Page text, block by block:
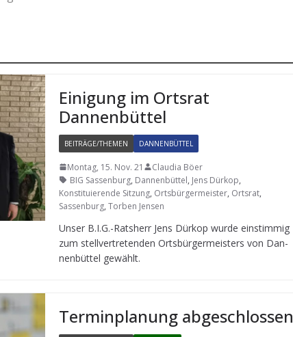
Eini­gung im Orts­rat
Dannenbüttel
BEITRÄGE/THEMEN DANNENBÜTTEL
Montag, 15. Nov. 21
Claudia Böer
BIG Sassenburg, Dannenbüttel, Jens Dürkop,
Konstituierende Sitzung, Ortsbürgermeister, Ortsrat,
Sassenburg, Torben Jensen
Unser B.I.G.-Ratsherr Jens Dürkop wurde ein­stim­mig
zum stell­ver­tre­ten­den Orts­bür­ger­meis­ters von Dan­
nen­büt­tel gewählt.
Ter­min­pla­nung abgeschlossen